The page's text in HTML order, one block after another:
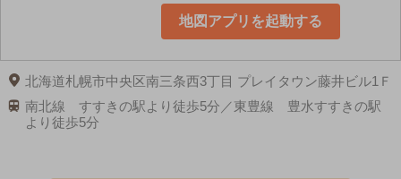
地図アプリを起動する
北海道札幌市中央区南三条西3丁目 プレイタウン藤井ビル1Ｆ
南北線 すすきの駅より徒歩5分／東豊線 豊水すすきの駅
より徒歩5分